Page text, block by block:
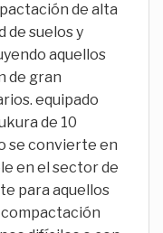
de alta
de suelos y
aquellos
de gran
equipado
de 10
se convierte en
en el sector de
para aquellos